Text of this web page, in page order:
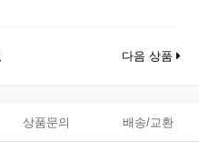
다음 상품
상품문의 배송/교환